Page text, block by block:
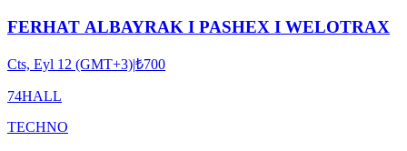
FERHAT ALBAYRAK I PASHEX I WELOTRAX
Cts, Eyl 12 (GMT+3)|₺700
74HALL
TECHNO